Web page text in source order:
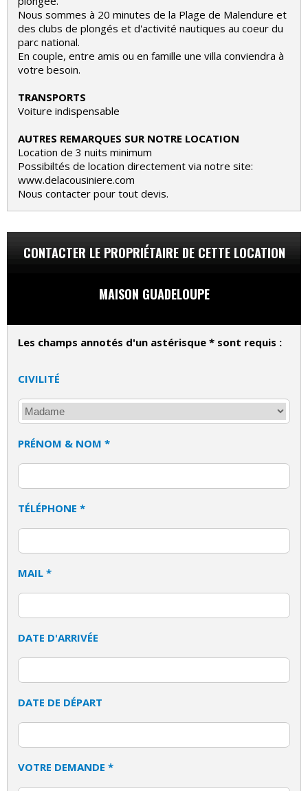
Nous sommes à 20 minutes de la Plage de Malendure et
des clubs de plongés et d'activité nautiques au coeur du
parc national.
En couple, entre amis ou en famille une villa conviendra à
votre besoin.
TRANSPORTS
Voiture indispensable
AUTRES REMARQUES SUR NOTRE LOCATION
Location de 3 nuits minimum
Possibiltés de location directement via notre site:
www.delacousiniere.com
Nous contacter pour tout devis.
CONTACTER LE PROPRIÉTAIRE DE CETTE LOCATION
MAISON GUADELOUPE
Les champs annotés d'un astérisque * sont requis :
CIVILITÉ
PRÉNOM & NOM *
TÉLÉPHONE *
MAIL *
DATE D'ARRIVÉE
DATE DE DÉPART
VOTRE DEMANDE *